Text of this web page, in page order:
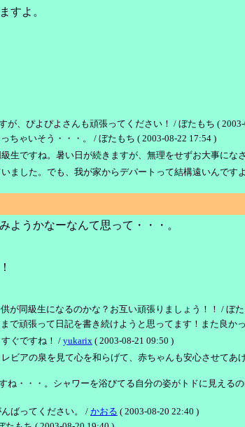
すよ。
、ぴよぴよさんも頑張ってください！ / ぼたもち (
ちゃいそう・・・。 / ぼたもち ( 2003-08-22 17:54 )
生ですね。暑い日が続きますが、無理をせずお大事にな
ました。でも、我が家からデパートって結構遠いんです
ようかなーなんて思って・・・。
同級生になるのかな？お互い頑張りましょう！！ / ぼ
で頑張って日記を書き続けようと思ってます！また良か
ぐですね！ / yukarix ( 2003-08-21 09:50 )
ビアの泉を見て心を和らげて、赤ちゃんも安心させてあ
・・・。シャワーを浴びてる自分の姿がトドに見える
ばってください。 / かおる ( 2003-08-20 22:40 )